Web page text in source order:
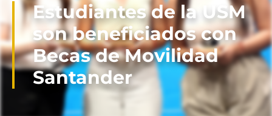
Estudiantes de la USM
son beneficiados con
Becas de Movilidad
Santander